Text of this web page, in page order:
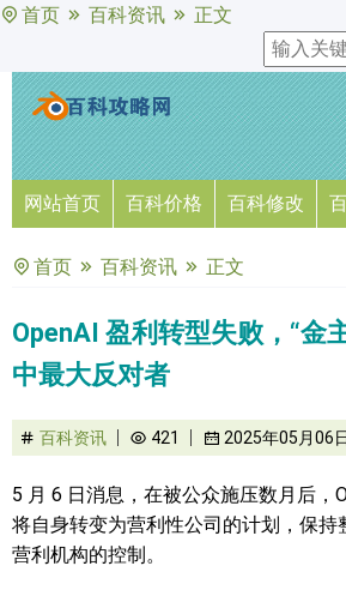
首页 百科资讯 正文
网站首页 百科价格 百科修改
首页 百科资讯 正文
OpenAI 盈利转型失败，“金
中最大反对者
百科资讯 421 2025年05月06
5 月 6 日消息，在被公众施压数月后，
将自身转变为营利性公司的计划，保持
营利机构的控制。